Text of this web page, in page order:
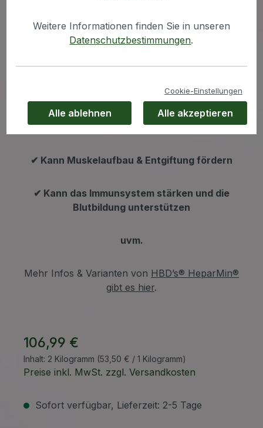
Energieboost.
✔ Enthält hochdosiertes, organisch
✔ Hohe Konzentration an B-Vitaminen &
Kobalt
✔ Kann Muskelaufbau & Entgiftung fördern
✔ Kann das Immunsystem stärken und die
Blutbildung unterstützen
uvm.
Mehr Infos & Varianten von HBD’s® HeparMin®
gibt es hier.
106,99 €
Inhalt: 2 Kilogramm (53,50 € / 1 Kilogramm)
Preise inkl. MwSt. zzgl. Versandkosten
Sofort verfügbar, Lieferzeit: 2-5 Tage
Weitere Informationen finden Sie in unseren
Datenschutzbestimmungen.
Cookie-Einstellungen
Alle ablehnen Alle akzeptieren